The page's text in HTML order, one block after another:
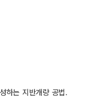
하는 지반개량 공법.